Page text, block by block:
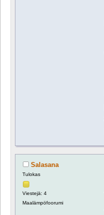
Salasana
Tulokas
Viestejä: 4
Maalämpöfoorumi